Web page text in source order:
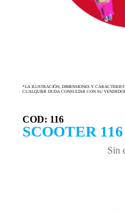
*LA ILUSTRACIÓN, DIMENSIONES Y
CUALQUIER DUDA CONSULTAR CON SU
COD: 116
SCOOTER 116
Sin